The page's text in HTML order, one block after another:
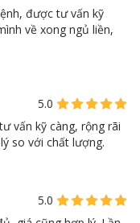
được tư vấn kỹ
về xong ngủ liền,
5.0
vấn kỹ càng, rộng rãi
so với chất lượng.
5.0